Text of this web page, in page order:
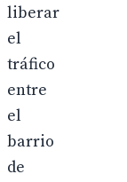
liberar
el
tráfico
entre
el
barrio
de